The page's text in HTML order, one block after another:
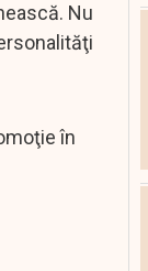
Nu
în